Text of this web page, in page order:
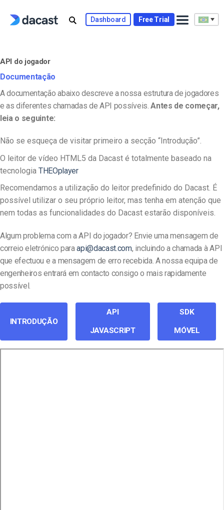
Dashboard Free Trial
API do jogador
Documentação
A documentação abaixo descreve a nossa estrutura de jogadores
e as diferentes chamadas de API possíveis.Antes de começar,
leia o seguinte:
Não se esqueça de visitar primeiro a secção “Introdução”.
O leitor de vídeo HTML5 da Dacast é totalmente baseado na
tecnologia THEOplayer
Recomendamos a utilização do leitor predefinido do Dacast. É
possível utilizar o seu próprio leitor, mas tenha em atenção que
nem todas as funcionalidades do Dacast estarão disponíveis.
Algum problema com a API do jogador? Envie uma mensagem de
correio eletrónico paraapi@dacast.com, incluindo a chamada à API
que efectuou e a mensagem de erro recebida. A nossa equipa de
engenheiros entrará em contacto consigo o mais rapidamente
possível.
INTRODUÇÃO
API
JAVASCRIPT
SDK
MÓVEL